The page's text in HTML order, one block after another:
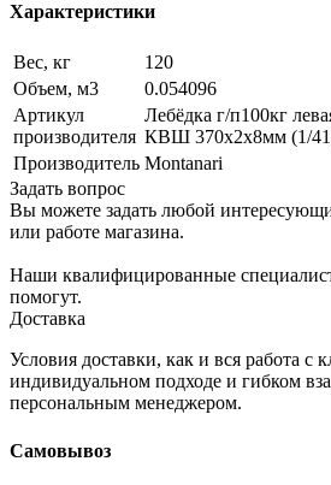
Характеристики
Вес, кг
120
Объем, м3
0.054096
Артикул
производителя
Лебёдка г/п100кг
КВШ 370х2х8мм (1/
Производитель Montanari
Задать вопрос
Вы можете задать любой
или работе магазина.
Наши квалифицированные
помогут.
Доставка
Условия доставки, как и вся работа с
индивидуальном подходе и гибком
персональным менеджером.
Самовывоз